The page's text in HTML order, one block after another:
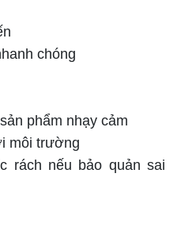
chóng
phẩm nhạy cảm
môi trường
rách nếu bảo quản sai